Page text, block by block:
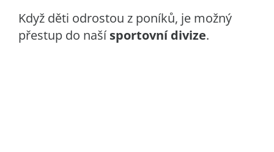
Když děti odrostou z poníků, je možný
přestup do našísportovní divize.